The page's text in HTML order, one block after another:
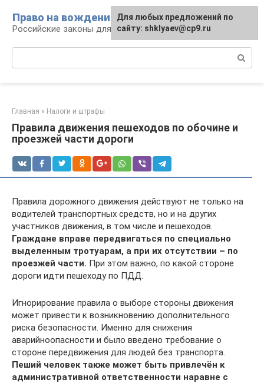
контенту
Право на вождение
Российские законы для автомобилистов
Главная » Налоги и штрафы
Правила движения пешеходов по обочине и
проезжей части дороги
Правила дорожного движения действуют не только на
водителей транспортных средств, но и на других
участников движения, в том числе и пешеходов.
Граждане вправе передвигаться по специально
выделенным тротуарам, а при их отсутствии – по
проезжей части. При этом важно, по какой стороне
дороги идти пешеходу по ПДД.
Игнорирование правила о выборе стороны движения
может привести к возникновению дополнительного
риска безопасности. Именно для снижения
аварийноопасности и было введено требование о
стороне передвижения для людей без транспорта.
Пеший человек также может быть привлечён к
административной ответственности наравне с
Для любых предложений по
сайту: shklyaev@cp9.ru